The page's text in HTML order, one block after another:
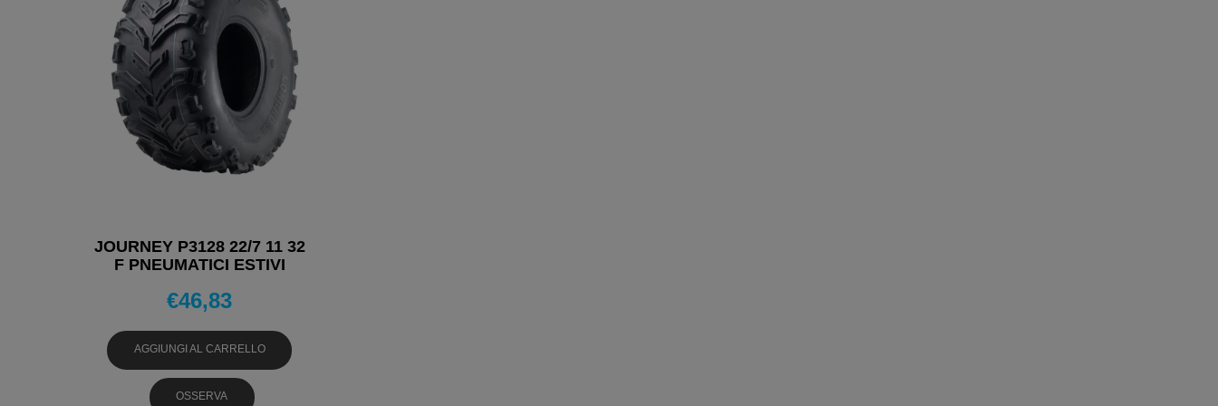
JOURNEY P3128 22/7 11 32
F PNEUMATICI ESTIVI
€46,83
AGGIUNGI AL CARRELLO
OSSERVA